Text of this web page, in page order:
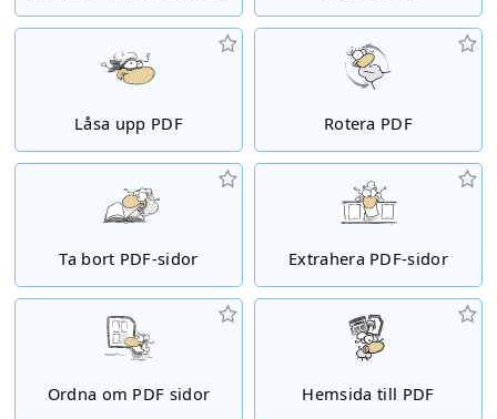
Låsa upp PDF Rotera PDF
Ta bort PDF-sidor Extrahera PDF-sidor
Ordna om PDF sidor Hemsida till PDF